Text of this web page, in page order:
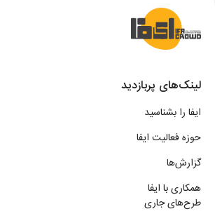
لینک‌های پربازدید
ایفا را بشناسید
حوزه فعالیت ایفا
گزارش‌ها
همکاری با ایفا
طرح‌های جاری